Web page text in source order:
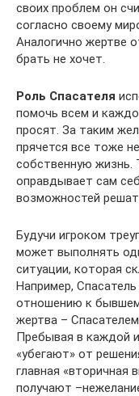
своих проблем он
согласно своему
Аналогично жертве
брать не хочет.
Роль Спасателя
помочь всем и
просят. За таким
прячется все тоже
собственную жизнь.
оправдывает сам
возможностей
Будучи игроком
может выполнять
ситуации, которая
Например,
отношению к
жертва –
Пребывая в каждой
«убегают» от
главная «вторичная
получают